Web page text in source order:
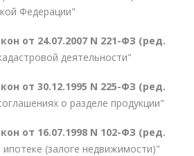
Федерации"
от 24.07.2007 N 221-ФЗ (ред.
деятельности"
от 30.12.1995 N 225-ФЗ (ред.
о разделе продукции"
от 16.07.1998 N 102-ФЗ (ред.
(залоге недвижимости)"